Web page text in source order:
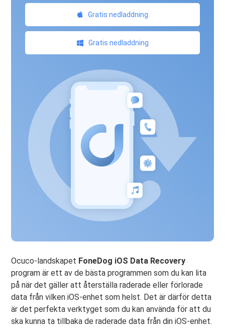
Gratis nedladdning
Gratis nedladdning
Ocuco-landskapet FoneDog iOS Data Recovery
program är ett av de bästa programmen som du kan lita
på när det gäller att återställa raderade eller förlorade
data från vilken iOS-enhet som helst. Det är därför detta
är det perfekta verktyget som du kan använda för att du
ska kunna ta tillbaka de raderade data från din iOS-enhet.